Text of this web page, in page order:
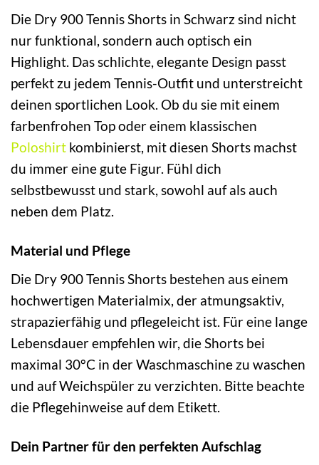
Die Dry 900 Tennis Shorts in Schwarz sind nicht
nur funktional, sondern auch optisch ein
Highlight. Das schlichte, elegante Design passt
perfekt zu jedem Tennis-Outfit und unterstreicht
deinen sportlichen Look. Ob du sie mit einem
farbenfrohen Top oder einem klassischen
Poloshirt kombinierst, mit diesen Shorts machst
du immer eine gute Figur. Fühl dich
selbstbewusst und stark, sowohl auf als auch
neben dem Platz.
Material und Pflege
Die Dry 900 Tennis Shorts bestehen aus einem
hochwertigen Materialmix, der atmungsaktiv,
strapazierfähig und pflegeleicht ist. Für eine lange
Lebensdauer empfehlen wir, die Shorts bei
maximal 30°C in der Waschmaschine zu waschen
und auf Weichspüler zu verzichten. Bitte beachte
die Pflegehinweise auf dem Etikett.
Dein Partner für den perfekten Aufschlag